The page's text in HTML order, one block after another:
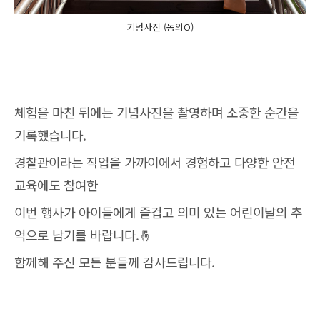
기념사진 (동의O)
체험을 마친 뒤에는 기념사진을 촬영하며 소중한 순간을
기록했습니다.
경찰관이라는 직업을 가까이에서 경험하고 다양한 안전
교육에도 참여한
이번 행사가 아이들에게 즐겁고 의미 있는 어린이날의 추
억으로 남기를 바랍니다.🤞
함께해 주신 모든 분들께 감사드립니다.